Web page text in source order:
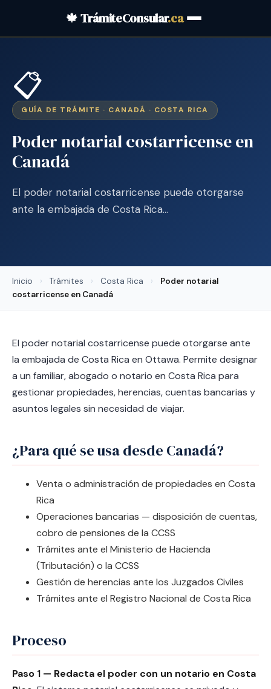
🍁 TrámiteConsular.ca
📋
GUÍA DE TRÁMITE · CANADÁ · COSTA RICA
Poder notarial costarricense en
Canadá
El poder notarial costarricense puede otorgarse
ante la embajada de Costa Rica…
Inicio › Trámites › Costa Rica ›
Poder notarial
costarricense en Canadá
El poder notarial costarricense puede otorgarse ante
la embajada de Costa Rica en Ottawa. Permite designar
a un familiar, abogado o notario en Costa Rica para
gestionar propiedades, herencias, cuentas bancarias y
asuntos legales sin necesidad de viajar.
¿Para qué se usa desde Canadá?
Venta o administración de propiedades en Costa
Rica
Operaciones bancarias — disposición de cuentas,
cobro de pensiones de la CCSS
Trámites ante el Ministerio de Hacienda
(Tributación) o la CCSS
Gestión de herencias ante los Juzgados Civiles
Trámites ante el Registro Nacional de Costa Rica
Proceso
Paso 1 — Redacta el poder con un notario en Costa